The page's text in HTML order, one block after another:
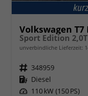
Volkswagen
Sport Edition
unverbindliche Lieferzeit:
Fahrzeugnr. 348959
Kraftstoff Diesel
Leistung 110 kW (150 PS)